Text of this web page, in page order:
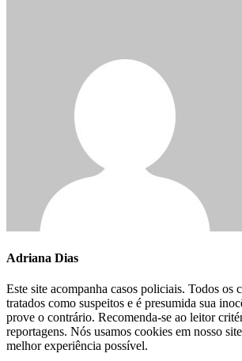
Adriana Dias
Este site acompanha casos policiais. Todos os
tratados como suspeitos e é presumida sua
prove o contrário. Recomenda-se ao leitor
reportagens. Nós usamos cookies em nosso
melhor experiência possível.